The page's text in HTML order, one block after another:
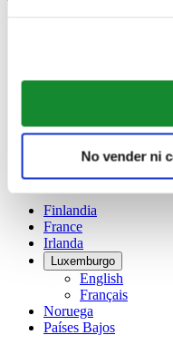
No vender ni
English
Dinamarca
España
Finlandia
France
Irlanda
Luxemburgo
English
Français
Noruega
Países Bajos